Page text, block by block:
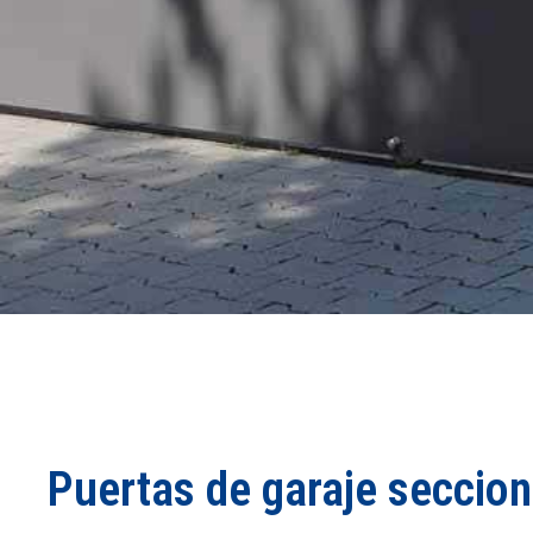
Puertas de garaje